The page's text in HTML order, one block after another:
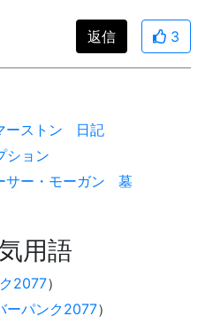
返信 3
ーストン
日記
ション
サー・モーガン
墓
用語
2077）
ーパンク2077）